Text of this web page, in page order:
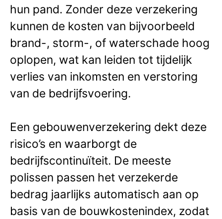
hun pand. Zonder deze verzekering
kunnen de kosten van bijvoorbeeld
brand-, storm-, of waterschade hoog
oplopen, wat kan leiden tot tijdelijk
verlies van inkomsten en verstoring
van de bedrijfsvoering.
Een gebouwenverzekering dekt deze
risico’s en waarborgt de
bedrijfscontinuïteit. De meeste
polissen passen het verzekerde
bedrag jaarlijks automatisch aan op
basis van de bouwkostenindex, zodat